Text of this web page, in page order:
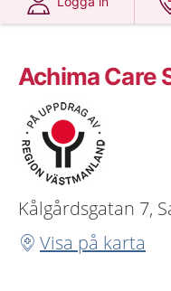
Achima Care
Kålgårdsgatan 7,
Visa på karta